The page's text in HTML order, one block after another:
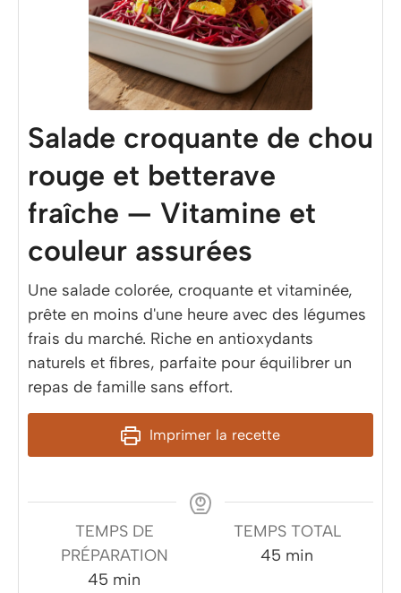
Salade croquante de chou
rouge et betterave
fraîche — Vitamine et
couleur assurées
Une salade colorée, croquante et vitaminée,
prête en moins d'une heure avec des légumes
frais du marché. Riche en antioxydants
naturels et fibres, parfaite pour équilibrer un
repas de famille sans effort.
Imprimer la recette
TEMPS DE
PRÉPARATION
45 minutes
min
TEMPS TOTAL
45 minutes
min